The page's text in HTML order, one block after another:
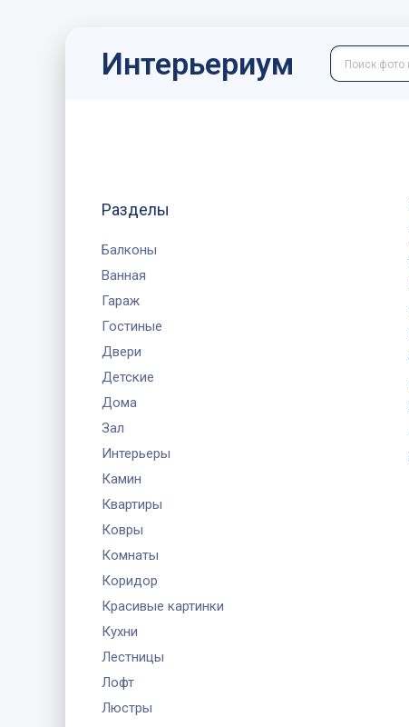
Интерьериум
Разделы
Балконы
Ванная
Гараж
Гостиные
Двери
Детские
Дома
Зал
Интерьеры
Камин
Квартиры
Ковры
Комнаты
Коридор
Красивые картинки
Кухни
Лестницы
Лофт
Люстры